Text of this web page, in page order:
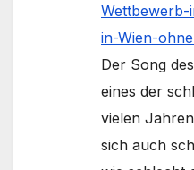
in-Wien-
Der Song
eines der
vielen
sich auch